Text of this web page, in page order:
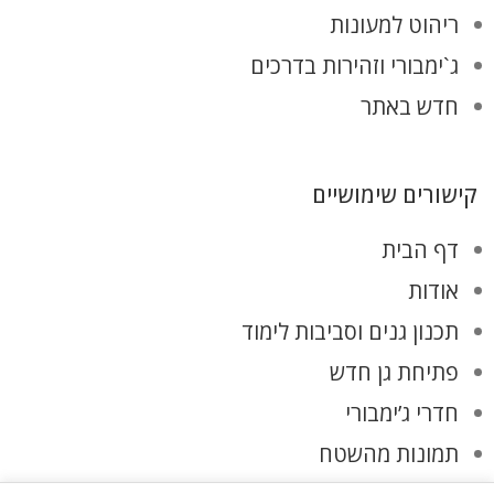
ריהוט למעונות
ג`ימבורי וזהירות בדרכים
חדש באתר
קישורים שימושיים
דף הבית
אודות
תכנון גנים וסביבות לימוד
פתיחת גן חדש
חדרי ג’ימבורי
תמונות מהשטח